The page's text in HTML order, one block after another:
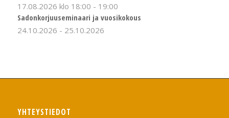
17.08.2026 klo 18:00 - 19:00
Sadonkorjuuseminaari ja vuosikokous
24.10.2026 - 25.10.2026
YHTEYSTIEDOT